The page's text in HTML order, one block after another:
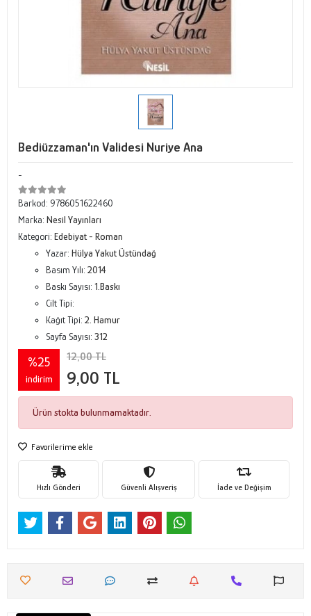
Bediüzzaman'ın Validesi Nuriye Ana
-
Barkod: 9786051622460
Marka: Nesil Yayınları
Kategori: Edebiyat - Roman
Yazar: Hülya Yakut Üstündağ
Basım Yılı: 2014
Baskı Sayısı: 1.Baskı
Cilt Tipi:
Kağıt Tipi: 2. Hamur
Sayfa Sayısı: 312
%25
indirim
12,00 TL
9,00 TL
Ürün stokta bulunmamaktadır.
Favorilerime ekle
Hızlı Gönderi Güvenli Alışveriş İade ve Değişim